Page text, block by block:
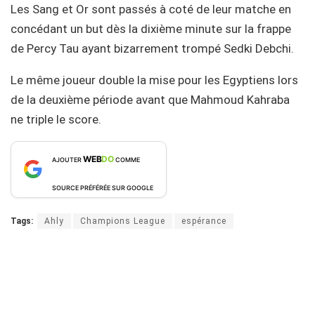
Les Sang et Or sont passés à coté de leur matche en
concédant un but dès la dixième minute sur la frappe
de Percy Tau ayant bizarrement trompé Sedki Debchi.
Le même joueur double la mise pour les Egyptiens lors
de la deuxième période avant que Mahmoud Kahraba
ne triple le score.
AJOUTERWEBDOCOMME
SOURCE PRÉFÉRÉE SUR GOOGLE
Tags: Ahly Champions League espérance